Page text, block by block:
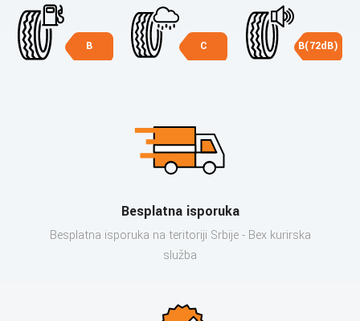
B C B(72dB)
Besplatna isporuka
Besplatna isporuka na teritoriji Srbije - Bex kurirska
služba